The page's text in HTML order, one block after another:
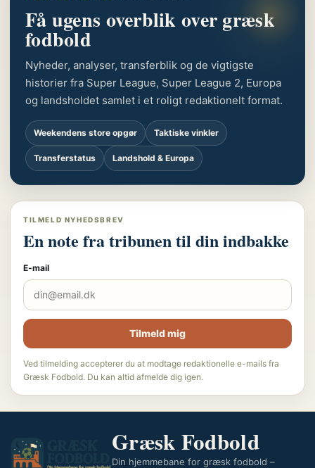
Få ugens overblik over græsk
fodbold
Nyheder, analyser, transferblik og de vigtigste
historier fra Super League, Super League 2, Europa
og landsholdet samlet i et roligt redaktionelt format.
Weekendens store opgør Taktiske vinkler
Transferstatus Landshold & Europa
TILMELD NYHEDSBREV
En note fra tribunen til din indbakke
E-mail
Tilmeld mig
Ved tilmelding accepterer du at modtage redaktionelle e-mails fra
Græsk Fodbold. Du kan altid afmelde dig igen.
Græsk Fodbold
Din hjemmebane for græsk fodbold –